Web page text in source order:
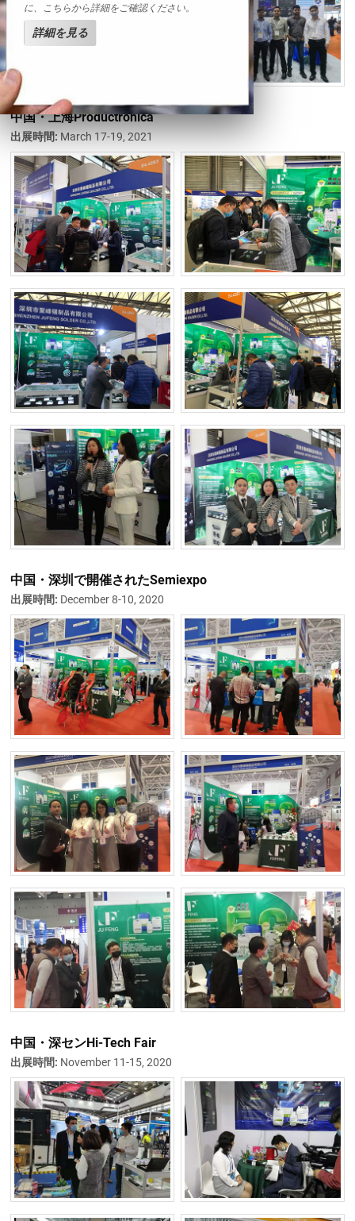
中国・上海Productronica
出展時間: March 17-19, 2021
中国・深圳で開催されたSemiexpo
出展時間: December 8-10, 2020
中国・深センHi-Tech Fair
出展時間: November 11-15, 2020
に、こちらから詳細をご確認ください。
詳細を見る